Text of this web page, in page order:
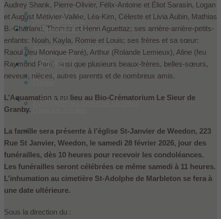
Offrir des fleurs
Nos installations
Arrangements préalables
Assurances décès
Évaluation des services Le Sieur
Les Le Sieur innovent
Les fondateurs
Équipe
Ressources
Hébergement
Contact
Français
English (Anglais)
Audrey Shank, Pierre-Olivier, Félix-Antoine et Éliot Sarasin, Logan
et August Métivier-Vallée, Léa-Kim, Céleste et Livia Aubin, Mathias
B.-Charland, Thomas et Henri Aguettaz; ses arrière-arrière-petits-
enfants: Noah, Kayla, Romie et Louis; ses frères et sa sœur:
Raoul (feu Monique Paré), Arthur (Rolande Lemieux), Aline (feu
Raymond Paré) ainsi que plusieurs beaux-frères, belles-sœurs,
neveux, nièces, autres parents et de nombreux amis.
L’Aquamation a eu lieu au Bio-Crématorium Le Sieur de
Granby.
La famille sera présente à l’église St-Janvier de Weedon, 223
Rue St Janvier, Weedon, le samedi 28 février 2026, jour des
funérailles, dès 10 heures pour recevoir les condoléances.
Les funérailles seront célébrées ce même samedi à 11 heures.
L’inhumation au cimetière St-Adolphe de Marbleton se fera à
une date ultérieure.
Sous la direction du :